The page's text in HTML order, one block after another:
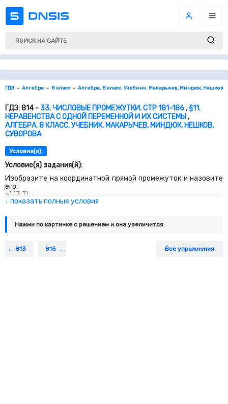
ГДЗ Алгебра 8 класс Алгебра. 8 класс. Учебник. Макарычев, Миндюк, Нешков,
ГДЗ: 814 - 33. ЧИСЛОВЫЕ ПРОМЕЖУТКИ. СТР 181-186,§11.
НЕРАВЕНСТВА С ОДНОЙ ПЕРЕМЕННОЙ И ИХ СИСТЕМЫ,
АЛГЕБРА. 8 КЛАСС. УЧЕБНИК. МАКАРЫЧЕВ, МИНДЮК, НЕШКОВ,
СУВОРОВА
Условие(я):
Условие(я) задания(й):
Изобразите на координатной прямой промежуток и назовите
его:
а) (3;7);
б ) [1;6];
г
д) (−∞;3];
е) (
↓ показать полные условия
Нажми по картинке c решением и она увеличится
813 815 Все упражнения